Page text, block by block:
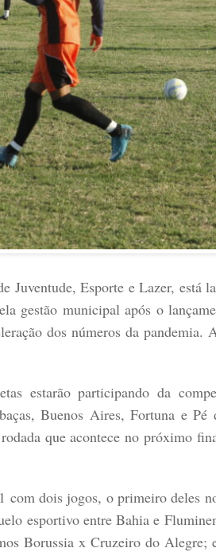
Juventude, Esporte e Lazer, está
gestão municipal após o
dos números da
estarão participando da
Buenos Aires, Fortuna e
que acontece no próximo
dois jogos, o primeiro deles
esportivo entre Bahia e
Borussia x Cruzeiro do